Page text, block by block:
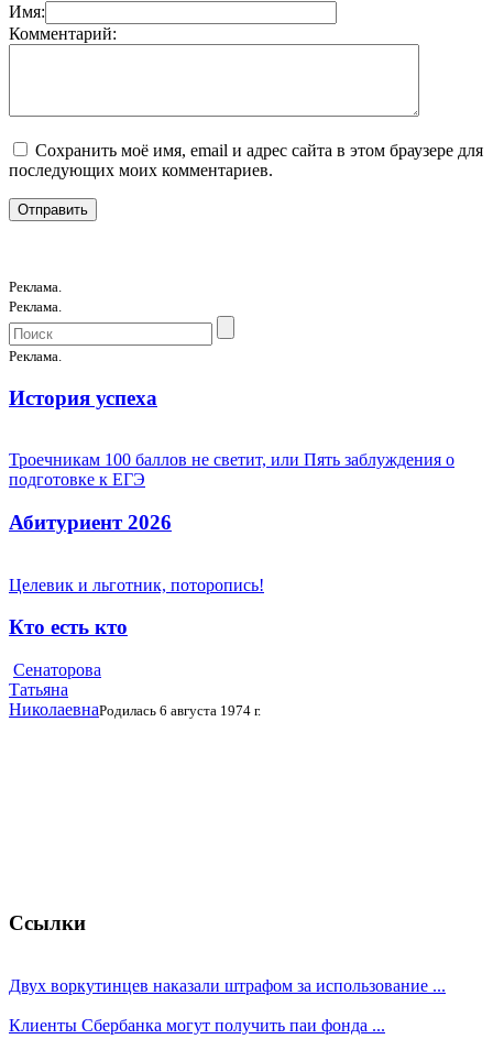
Имя:
Комментарий:
Сохранить моё имя, email и адрес сайта в этом браузере для
последующих моих комментариев.
Реклама.
Реклама.
Реклама.
История успеха
Троечникам 100 баллов не светит, или Пять заблуждения о
подготовке к ЕГЭ
Абитуриент 2026
Целевик и льготник, поторопись!
Кто есть кто
Сенаторова
Татьяна
НиколаевнаРодилась 6 августа 1974 г.
Ссылки
Двух воркутинцев наказали штрафом за использование ...
Клиенты Сбербанка могут получить паи фонда ...